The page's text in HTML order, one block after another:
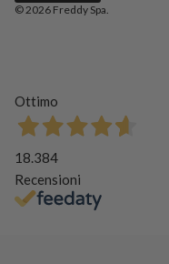
© 2026 Freddy Spa
Ottimo
18.384
Recensioni